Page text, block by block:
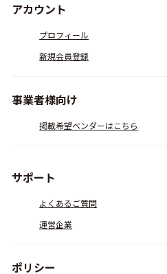
アカウント
プロフィール
新規会員登録
事業者様向け
掲載希望ベンダーはこちら
サポート
よくあるご質問
運営企業
ポリシー